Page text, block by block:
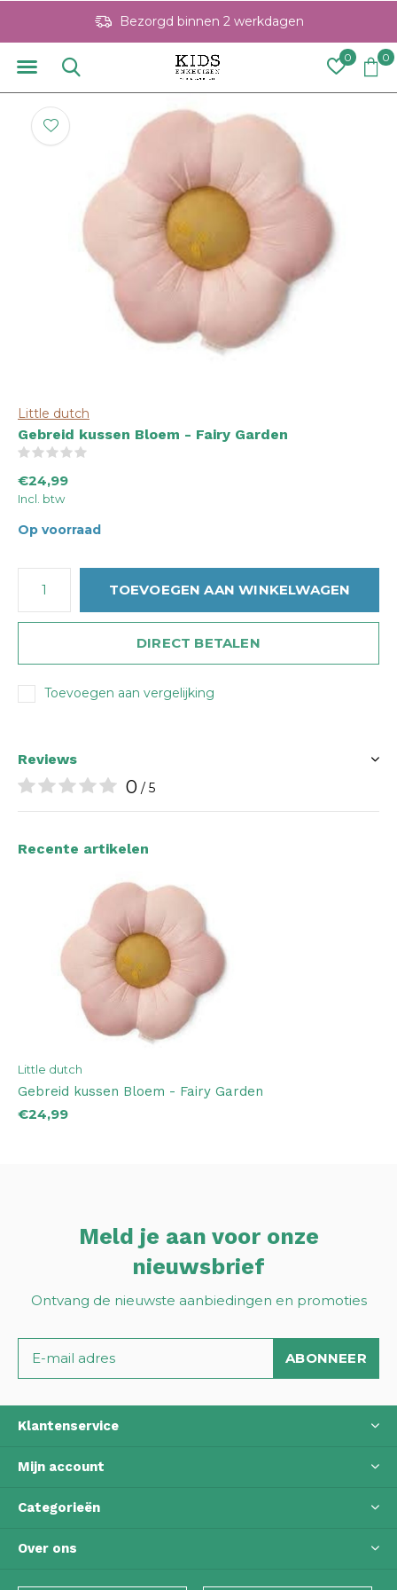
0 0
Bezorgd binnen 2 werkdagen
Little dutch
Gebreid kussen Bloem - Fairy Garden
€24,99
Incl. btw
Op voorraad
TOEVOEGEN AAN WINKELWAGEN
DIRECT BETALEN
Toevoegen aan vergelijking
Reviews
0 / 5
Recente artikelen
Little dutch
Gebreid kussen Bloem - Fairy Garden
€24,99
Meld je aan voor onze
nieuwsbrief
Ontvang de nieuwste aanbiedingen en promoties
ABONNEER
Klantenservice
Mijn account
Categorieën
Over ons